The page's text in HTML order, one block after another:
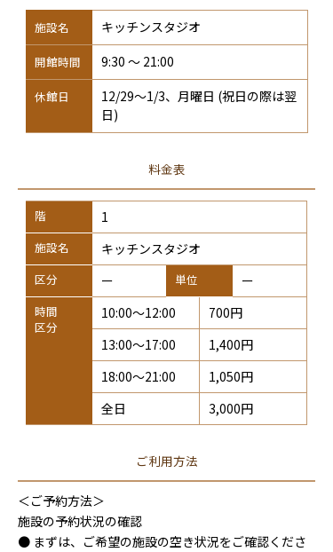
施設名 キッチンスタジオ
開館時間 9:30 〜 21:00
休館日
12/29〜1/3、月曜日 (祝日の際は翌
日)
料金表
階 1
施設名 キッチンスタジオ
区分 ー 単位 ー
時間
区分
10:00〜12:00
13:00〜17:00
18:00〜21:00
全⽇
700円
1,400円
1,050円
3,000円
ご利用方法
＜ご予約方法＞
施設の予約状況の確認
● まずは、ご希望の施設の空き状況をご確認くださ